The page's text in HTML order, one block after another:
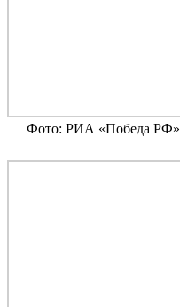
Фото: РИА «Победа РФ»